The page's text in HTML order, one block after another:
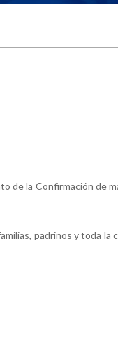
de la Confirmación de
padrinos y toda la